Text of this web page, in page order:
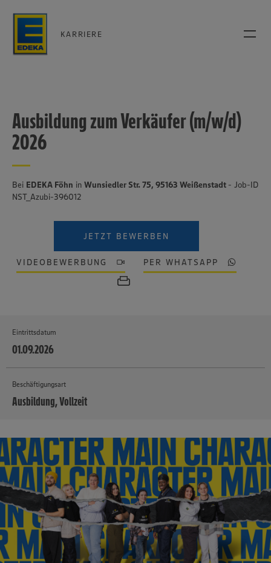
KARRIERE
Ausbildung zum Verkäufer (m/w/d)
2026
Bei EDEKA Föhn in Wunsiedler Str. 75, 95163 Weißenstadt - Job-ID
NST_Azubi-396012
JETZT BEWERBEN
VIDEOBEWERBUNG PER WHATSAPP
Eintrittsdatum
01.09.2026
Beschäftigungsart
Ausbildung, Vollzeit